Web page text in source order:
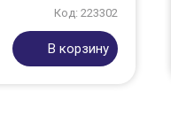
Код: 223302
В корзину